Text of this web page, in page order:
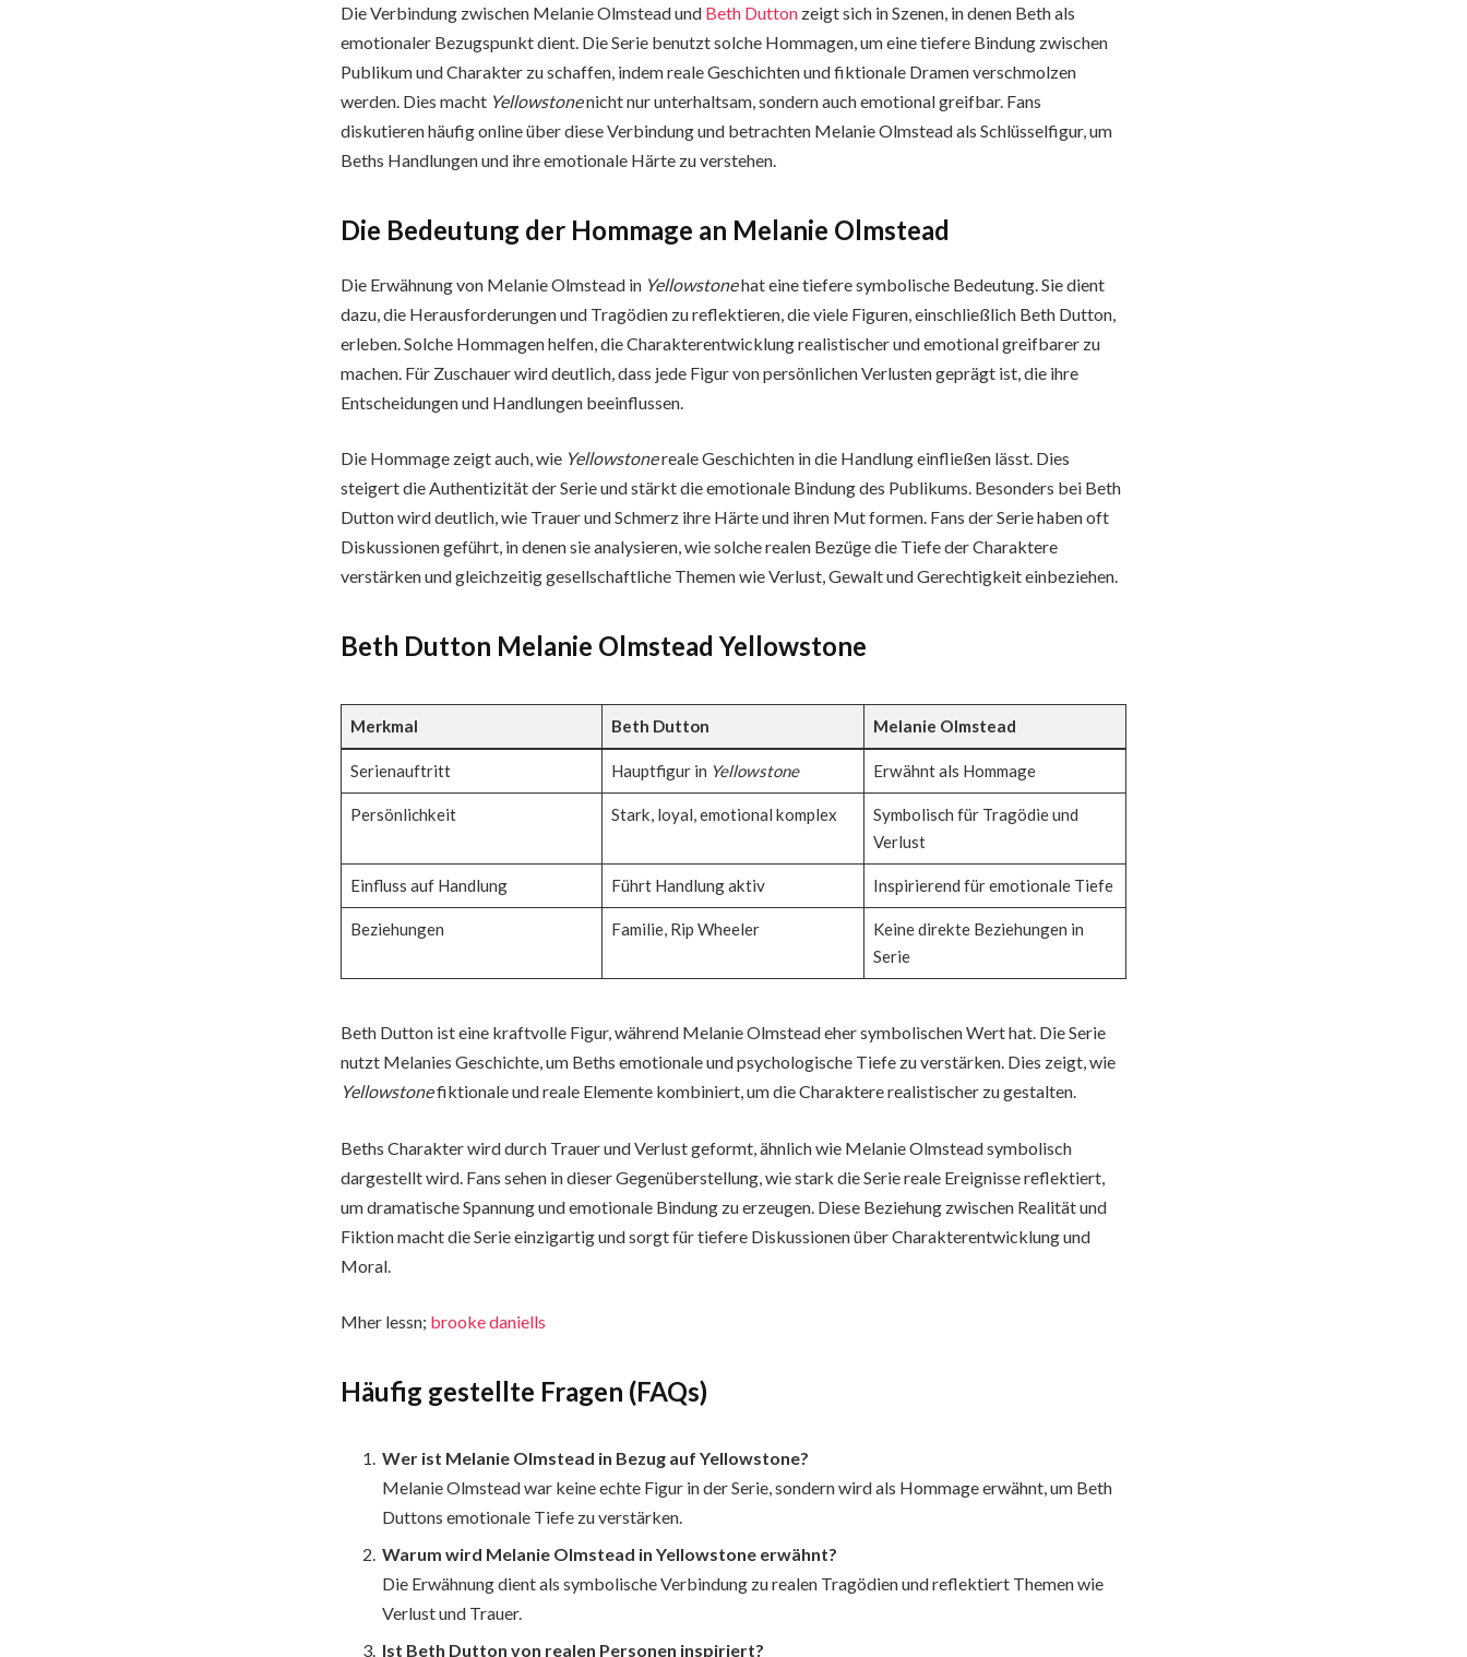
Die Verbindung zwischen Melanie Olmstead und Beth Dutton zeigt sich in Szenen, in denen Beth als
emotionaler Bezugspunkt dient. Die Serie benutzt solche Hommagen, um eine tiefere Bindung zwischen
Publikum und Charakter zu schaffen, indem reale Geschichten und fiktionale Dramen verschmolzen
werden. Dies macht Yellowstonenicht nur unterhaltsam, sondern auch emotional greifbar. Fans
diskutieren häufig online über diese Verbindung und betrachten Melanie Olmstead als Schlüsselfigur, um
Beths Handlungen und ihre emotionale Härte zu verstehen.
Die Bedeutung der Hommage an Melanie Olmstead
Die Erwähnung von Melanie Olmstead in Yellowstonehat eine tiefere symbolische Bedeutung. Sie dient
dazu, die Herausforderungen und Tragödien zu reflektieren, die viele Figuren, einschließlich Beth Dutton,
erleben. Solche Hommagen helfen, die Charakterentwicklung realistischer und emotional greifbarer zu
machen. Für Zuschauer wird deutlich, dass jede Figur von persönlichen Verlusten geprägt ist, die ihre
Entscheidungen und Handlungen beeinflussen.
Die Hommage zeigt auch, wie Yellowstonereale Geschichten in die Handlung einfließen lässt. Dies
steigert die Authentizität der Serie und stärkt die emotionale Bindung des Publikums. Besonders bei Beth
Dutton wird deutlich, wie Trauer und Schmerz ihre Härte und ihren Mut formen. Fans der Serie haben oft
Diskussionen geführt, in denen sie analysieren, wie solche realen Bezüge die Tiefe der Charaktere
verstärken und gleichzeitig gesellschaftliche Themen wie Verlust, Gewalt und Gerechtigkeit einbeziehen.
Beth Dutton Melanie Olmstead Yellowstone
Merkmal Beth Dutton Melanie Olmstead
Serienauftritt Hauptfigur in Yellowstone Erwähnt als Hommage
Persönlichkeit Stark, loyal, emotional komplex
Symbolisch für Tragödie und
Verlust
Einfluss auf Handlung Führt Handlung aktiv Inspirierend für emotionale Tiefe
Beziehungen Familie, Rip Wheeler
Keine direkte Beziehungen in
Serie
Beth Dutton ist eine kraftvolle Figur, während Melanie Olmstead eher symbolischen Wert hat. Die Serie
nutzt Melanies Geschichte, um Beths emotionale und psychologische Tiefe zu verstärken. Dies zeigt, wie
Yellowstonefiktionale und reale Elemente kombiniert, um die Charaktere realistischer zu gestalten.
Beths Charakter wird durch Trauer und Verlust geformt, ähnlich wie Melanie Olmstead symbolisch
dargestellt wird. Fans sehen in dieser Gegenüberstellung, wie stark die Serie reale Ereignisse reflektiert,
um dramatische Spannung und emotionale Bindung zu erzeugen. Diese Beziehung zwischen Realität und
Fiktion macht die Serie einzigartig und sorgt für tiefere Diskussionen über Charakterentwicklung und
Moral.
Mher lessn; brooke daniells
Häufig gestellte Fragen (FAQs)
Wer ist Melanie Olmstead in Bezug auf Yellowstone?
Melanie Olmstead war keine echte Figur in der Serie, sondern wird als Hommage erwähnt, um Beth
Duttons emotionale Tiefe zu verstärken.
Warum wird Melanie Olmstead in Yellowstone erwähnt?
Die Erwähnung dient als symbolische Verbindung zu realen Tragödien und reflektiert Themen wie
Verlust und Trauer.
Ist Beth Dutton von realen Personen inspiriert?